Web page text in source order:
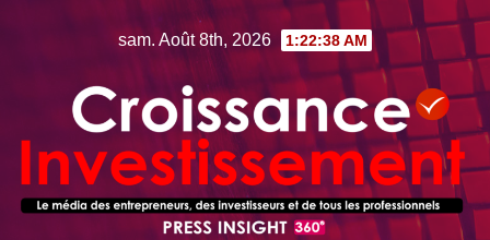
sam. Août 8th, 2026 1:22:40 AM